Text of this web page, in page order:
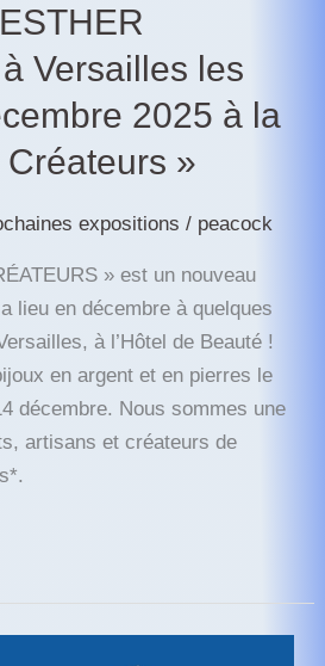
Versailles les
2025 à la
»
expositions / peacock
» est un nouveau
lieu en décembre à quelques
à l’Hôtel de Beauté !
en argent et en pierres le
décembre. Nous sommes une
artisans et créateurs de